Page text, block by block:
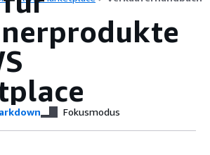
Fokusmodus